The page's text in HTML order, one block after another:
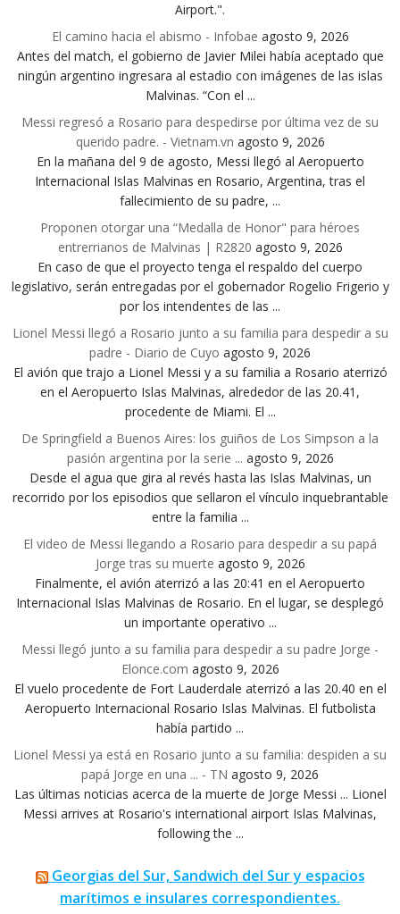
Airport.".
El camino hacia el abismo - Infobae agosto 9, 2026
Antes del match, el gobierno de Javier Milei había aceptado que
ningún argentino ingresara al estadio con imágenes de las islas
Malvinas. “Con el ...
Messi regresó a Rosario para despedirse por última vez de su
querido padre. - Vietnam.vn agosto 9, 2026
En la mañana del 9 de agosto, Messi llegó al Aeropuerto
Internacional Islas Malvinas en Rosario, Argentina, tras el
fallecimiento de su padre, ...
Proponen otorgar una “Medalla de Honor" para héroes
entrerrianos de Malvinas | R2820 agosto 9, 2026
En caso de que el proyecto tenga el respaldo del cuerpo
legislativo, serán entregadas por el gobernador Rogelio Frigerio y
por los intendentes de las ...
Lionel Messi llegó a Rosario junto a su familia para despedir a su
padre - Diario de Cuyo agosto 9, 2026
El avión que trajo a Lionel Messi y a su familia a Rosario aterrizó
en el Aeropuerto Islas Malvinas, alrededor de las 20.41,
procedente de Miami. El ...
De Springfield a Buenos Aires: los guiños de Los Simpson a la
pasión argentina por la serie ... agosto 9, 2026
Desde el agua que gira al revés hasta las Islas Malvinas, un
recorrido por los episodios que sellaron el vínculo inquebrantable
entre la familia ...
El video de Messi llegando a Rosario para despedir a su papá
Jorge tras su muerte agosto 9, 2026
Finalmente, el avión aterrizó a las 20:41 en el Aeropuerto
Internacional Islas Malvinas de Rosario. En el lugar, se desplegó
un importante operativo ...
Messi llegó junto a su familia para despedir a su padre Jorge -
Elonce.com agosto 9, 2026
El vuelo procedente de Fort Lauderdale aterrizó a las 20.40 en el
Aeropuerto Internacional Rosario Islas Malvinas. El futbolista
había partido ...
Lionel Messi ya está en Rosario junto a su familia: despiden a su
papá Jorge en una ... - TN agosto 9, 2026
Las últimas noticias acerca de la muerte de Jorge Messi ... Lionel
Messi arrives at Rosario's international airport Islas Malvinas,
following the ...
Georgias del Sur, Sandwich del Sur y espacios
marítimos e insulares correspondientes.